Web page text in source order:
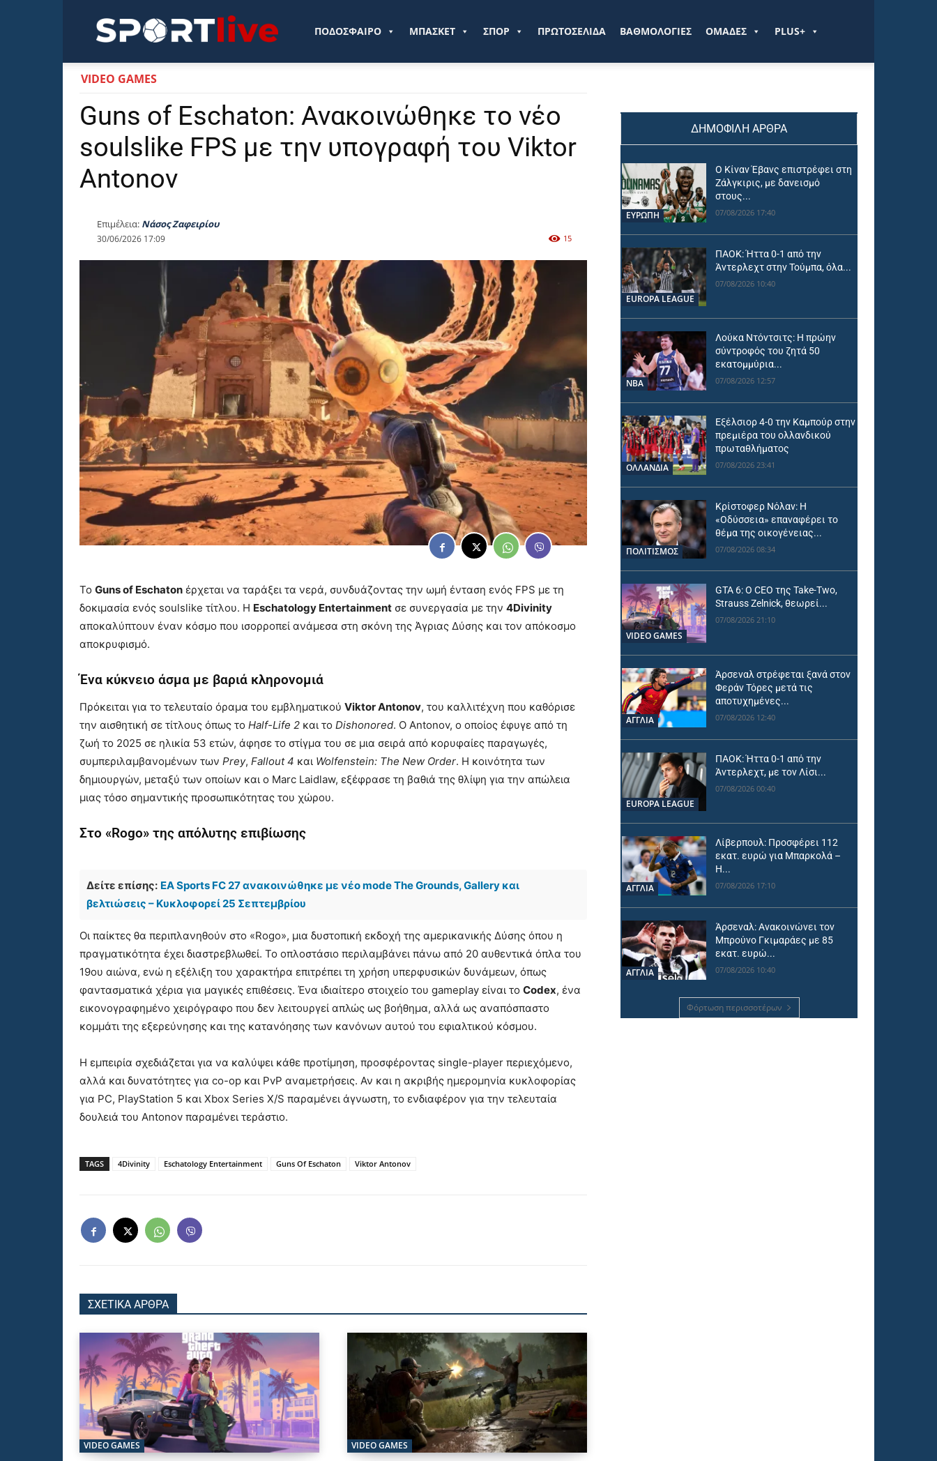
Sportlive.grΠΟΔΟΣΦΑΙΡΟ ΜΠΑΣΚΕΤ ΣΠΟΡ ΠΡΩΤΟΣΕΛΙΔΑ ΒΑΘΜΟΛΟΓΙΕΣ ΟΜΑΔΕΣ PLUS+
VIDEO GAMES
Guns of Eschaton: Ανακοινώθηκε το νέο
soulslike FPS με την υπογραφή του Viktor
Antonov
Επιμέλεια: Νάσος Ζαφειρίου
30/06/2026 17:09 15
Το Guns of Eschaton έρχεται να ταράξει τα νερά, συνδυάζοντας την ωμή ένταση ενός FPS με τη
δοκιμασία ενός soulslike τίτλου. Η Eschatology Entertainment σε συνεργασία με την 4Divinity
αποκαλύπτουν έναν κόσμο που ισορροπεί ανάμεσα στη σκόνη της Άγριας Δύσης και τον απόκοσμο
αποκρυφισμό.
Ένα κύκνειο άσμα με βαριά κληρονομιά
Πρόκειται για το τελευταίο όραμα του εμβληματικού Viktor Antonov, του καλλιτέχνη που καθόρισε
την αισθητική σε τίτλους όπως το Half-Life 2 και το Dishonored. Ο Antonov, ο οποίος έφυγε από τη
ζωή το 2025 σε ηλικία 53 ετών, άφησε το στίγμα του σε μια σειρά από κορυφαίες παραγωγές,
συμπεριλαμβανομένων των Prey, Fallout 4 και Wolfenstein: The New Order. Η κοινότητα των
δημιουργών, μεταξύ των οποίων και ο Marc Laidlaw, εξέφρασε τη βαθιά της θλίψη για την απώλεια
μιας τόσο σημαντικής προσωπικότητας του χώρου.
Στο «Rogo» της απόλυτης επιβίωσης
Δείτε επίσης: EA Sports FC 27 ανακοινώθηκε με νέο mode The Grounds, Gallery και
βελτιώσεις – Κυκλοφορεί 25 Σεπτεμβρίου
Οι παίκτες θα περιπλανηθούν στο «Rogo», μια δυστοπική εκδοχή της αμερικανικής Δύσης όπου η
πραγματικότητα έχει διαστρεβλωθεί. Το οπλοστάσιο περιλαμβάνει πάνω από 20 αυθεντικά όπλα του
19ου αιώνα, ενώ η εξέλιξη του χαρακτήρα επιτρέπει τη χρήση υπερφυσικών δυνάμεων, όπως
φαντασματικά χέρια για μαγικές επιθέσεις. Ένα ιδιαίτερο στοιχείο του gameplay είναι το Codex, ένα
εικονογραφημένο χειρόγραφο που δεν λειτουργεί απλώς ως βοήθημα, αλλά ως αναπόσπαστο
κομμάτι της εξερεύνησης και της κατανόησης των κανόνων αυτού του εφιαλτικού κόσμου.
Η εμπειρία σχεδιάζεται για να καλύψει κάθε προτίμηση, προσφέροντας single-player περιεχόμενο,
αλλά και δυνατότητες για co-op και PvP αναμετρήσεις. Αν και η ακριβής ημερομηνία κυκλοφορίας
για PC, PlayStation 5 και Xbox Series X/S παραμένει άγνωστη, το ενδιαφέρον για την τελευταία
δουλειά του Antonov παραμένει τεράστιο.
TAGS 4Divinity Eschatology Entertainment Guns Of Eschaton Viktor Antonov
ΣΧΕΤΙΚΑ ΑΡΘΡΑ
VIDEO GAMES VIDEO GAMES
ΔΗΜΟΦΙΛΗ ΑΡΘΡΑ
ΕΥΡΩΠΗ
Ο Κίναν Έβανς επιστρέφει στη
Ζάλγκιρις, με δανεισμό
στους...
07/08/2026 17:40
EUROPA LEAGUE
ΠΑΟΚ: Ήττα 0-1 από την
Άντερλεχτ στην Τούμπα, όλα...
07/08/2026 10:40
NBA
Λούκα Ντόντσιτς: Η πρώην
σύντροφός του ζητά 50
εκατομμύρια...
07/08/2026 12:57
OΛΛΑΝΔΊΑ
Εξέλσιορ 4-0 την Καμπούρ στην
πρεμιέρα του ολλανδικού
πρωταθλήματος
07/08/2026 23:41
ΠΟΛΙΤΙΣΜΟΣ
Κρίστοφερ Νόλαν: Η
«Οδύσσεια» επαναφέρει το
θέμα της οικογένειας...
07/08/2026 08:34
VIDEO GAMES
GTA 6: Ο CEO της Take-Two,
Strauss Zelnick, θεωρεί...
07/08/2026 21:10
ΑΓΓΛΙΑ
Άρσεναλ στρέφεται ξανά στον
Φεράν Τόρες μετά τις
αποτυχημένες...
07/08/2026 12:40
EUROPA LEAGUE
ΠΑΟΚ: Ήττα 0-1 από την
Άντερλεχτ, με τον Λίσι...
07/08/2026 00:40
ΑΓΓΛΙΑ
Λίβερπουλ: Προσφέρει 112
εκατ. ευρώ για Μπαρκολά –
Η...
07/08/2026 17:10
ΑΓΓΛΙΑ
Άρσεναλ: Ανακοινώνει τον
Μπρούνο Γκιμαράες με 85
εκατ. ευρώ...
07/08/2026 10:40
Φόρτωση περισσοτέρων